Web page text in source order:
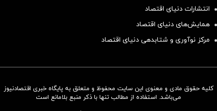
سرمایه‌گذاری همسنگ با شاخص
انتشارات دنیای اقتصاد
همایش‌های دنیای اقتصاد
مرکز نوآوری و شتابدهی دنیای اقتصاد
کلیه حقوق مادی و معنوی این سایت محفوظ و متعلق به پایگاه خبری اقتصادنیوز
می‌باشد. استفاده از مطالب تنها با ذکر منبع بلامانع است